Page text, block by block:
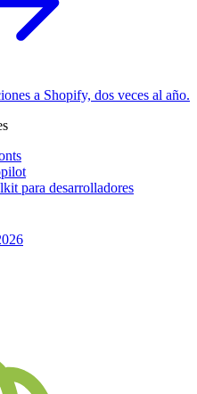
a Shopify, dos veces al año.
para desarrolladores